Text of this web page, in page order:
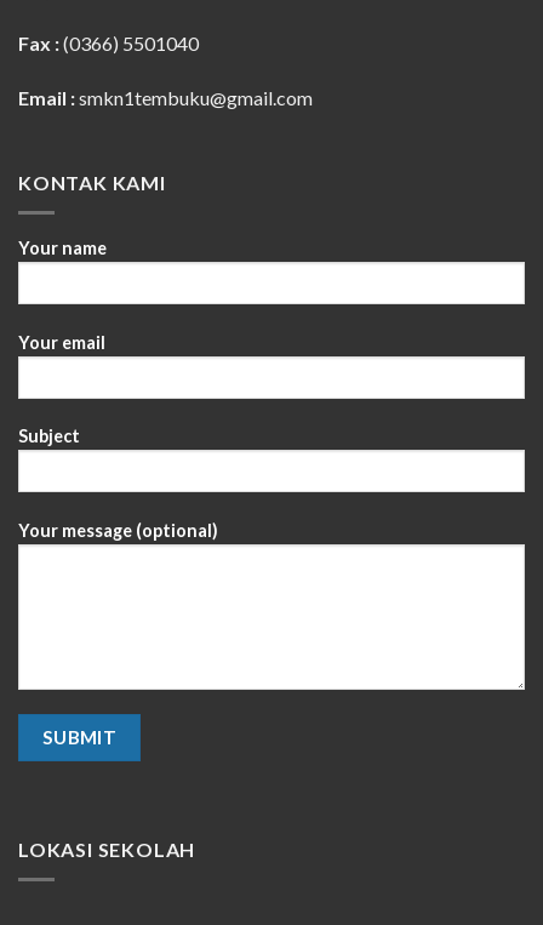
Fax :(0366) 5501040
Email :smkn1tembuku@gmail.com
KONTAK KAMI
Your name
Your email
Subject
Your message (optional)
LOKASI SEKOLAH